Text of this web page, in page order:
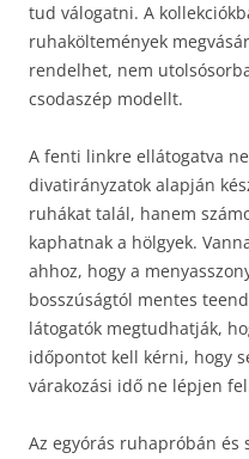
tud válogatni. A
ruhaköltemények
rendelhet, nem
csodaszép modellt.
A fenti linkre ellátogatva
divatirányzatok alapján
ruhákat talál, hanem
kaphatnak a hölgyek.
ahhoz, hogy a
bosszúságtól mentes
látogatók megtudhatják,
időpontot kell kérni, hogy
várakozási idő ne lépjen
Az egyórás ruhapróbán és